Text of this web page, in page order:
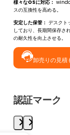
様々なOSに対応：
スの互換性を高める。
安定した保管： デスクト
しており、長期間保存さ
の耐久性を向上させる。
卸売りの見積
認証マーク